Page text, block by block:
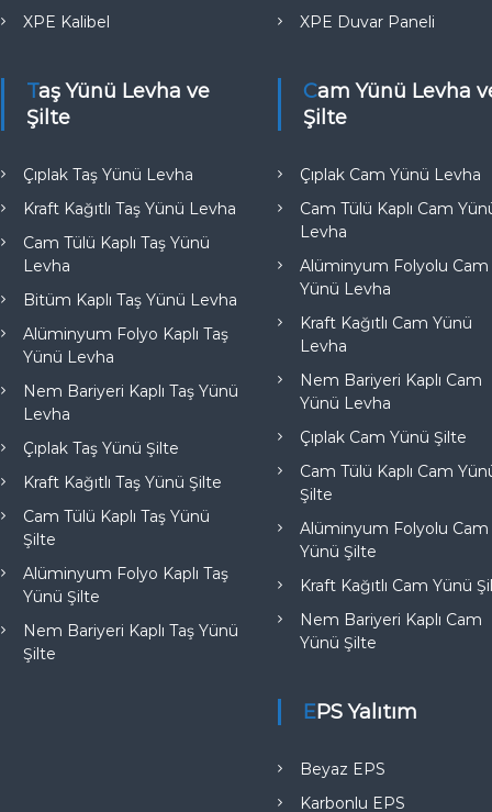
XPE Kalibel
Taş Yünü Levha ve
Şilte
Çıplak Taş Yünü Levha
Kraft Kağıtlı Taş Yünü Levha
Cam Tülü Kaplı Taş Yünü
Levha
Bitüm Kaplı Taş Yünü Levha
Alüminyum Folyo Kaplı Taş
Yünü Levha
Nem Bariyeri Kaplı Taş Yünü
Levha
Çıplak Taş Yünü Şilte
Kraft Kağıtlı Taş Yünü Şilte
Cam Tülü Kaplı Taş Yünü
Şilte
Alüminyum Folyo Kaplı Taş
Yünü Şilte
Nem Bariyeri Kaplı Taş Yünü
Şilte
XPE Duvar Paneli
Cam Yünü Levha ve
Şilte
Çıplak Cam Yünü Levha
Cam Tülü Kaplı Cam
Levha
Alüminyum Folyolu Cam
Yünü Levha
Kraft Kağıtlı Cam Yünü
Levha
Nem Bariyeri Kaplı Cam
Yünü Levha
Çıplak Cam Yünü Şilte
Cam Tülü Kaplı Cam
Şilte
Alüminyum Folyolu Cam
Yünü Şilte
Kraft Kağıtlı Cam Yünü
Nem Bariyeri Kaplı Cam
Yünü Şilte
EPS Yalıtım
Beyaz EPS
Karbonlu EPS